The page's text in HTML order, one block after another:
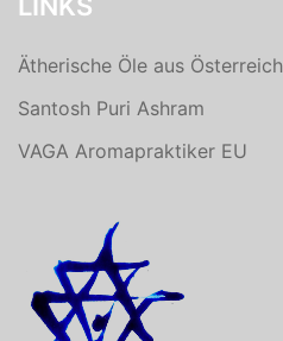
LINKS
Ätherische Öle aus Österreich
Santosh Puri Ashram
VAGA Aromapraktiker EU